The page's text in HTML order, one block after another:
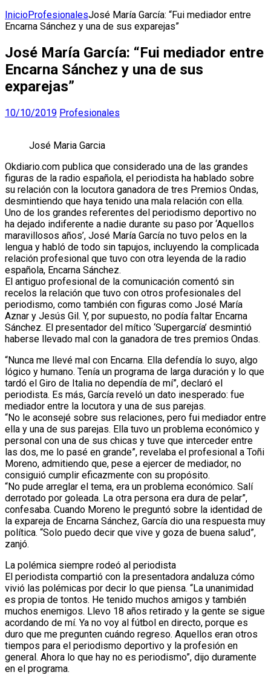
InicioProfesionalesJosé María García: “Fui mediador entre
Encarna Sánchez y una de sus exparejas”
José María García: “Fui mediador entre
Encarna Sánchez y una de sus
exparejas”
10/10/2019 Profesionales
José Maria Garcia
Okdiario.com publica que considerado una de las grandes
figuras de la radio española, el periodista ha hablado sobre
su relación con la locutora ganadora de tres Premios Ondas,
desmintiendo que haya tenido una mala relación con ella.
Uno de los grandes referentes del periodismo deportivo no
ha dejado indiferente a nadie durante su paso por ‘Aquellos
maravillosos años’, José María García no tuvo pelos en la
lengua y habló de todo sin tapujos, incluyendo la complicada
relación profesional que tuvo con otra leyenda de la radio
española, Encarna Sánchez.
El antiguo profesional de la comunicación comentó sin
recelos la relación que tuvo con otros profesionales del
periodismo, como también con figuras como José María
Aznar y Jesús Gil. Y, por supuesto, no podía faltar Encarna
Sánchez. El presentador del mítico ‘Supergarcía’ desmintió
haberse llevado mal con la ganadora de tres premios Ondas.
“Nunca me llevé mal con Encarna. Ella defendía lo suyo, algo
lógico y humano. Tenía un programa de larga duración y lo que
tardó el Giro de Italia no dependía de mí”, declaró el
periodista. Es más, García reveló un dato inesperado: fue
mediador entre la locutora y una de sus parejas.
“No le aconsejé sobre sus relaciones, pero fui mediador entre
ella y una de sus parejas. Ella tuvo un problema económico y
personal con una de sus chicas y tuve que interceder entre
las dos, me lo pasé en grande”, revelaba el profesional a Toñi
Moreno, admitiendo que, pese a ejercer de mediador, no
consiguió cumplir eficazmente con su propósito.
“No pude arreglar el tema, era un problema económico. Salí
derrotado por goleada. La otra persona era dura de pelar”,
confesaba. Cuando Moreno le preguntó sobre la identidad de
la expareja de Encarna Sánchez, García dio una respuesta muy
política. “Solo puedo decir que vive y goza de buena salud”,
zanjó.
La polémica siempre rodeó al periodista
El periodista compartió con la presentadora andaluza cómo
vivió las polémicas por decir lo que piensa. “La unanimidad
es propia de tontos. He tenido muchos amigos y también
muchos enemigos. Llevo 18 años retirado y la gente se sigue
acordando de mí. Ya no voy al fútbol en directo, porque es
duro que me pregunten cuándo regreso. Aquellos eran otros
tiempos para el periodismo deportivo y la profesión en
general. Ahora lo que hay no es periodismo”, dijo duramente
en el programa.